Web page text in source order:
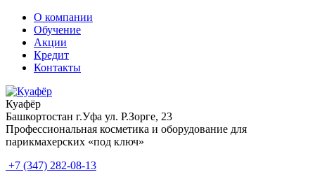
О компании
Обучение
Акции
Кредит
Контакты
Куафёр
Башкортостан г.Уфа ул. Р.Зорге, 23
Профессиональная косметика и оборудование для
парикмахерских «под ключ»
+7 (347) 282-08-13